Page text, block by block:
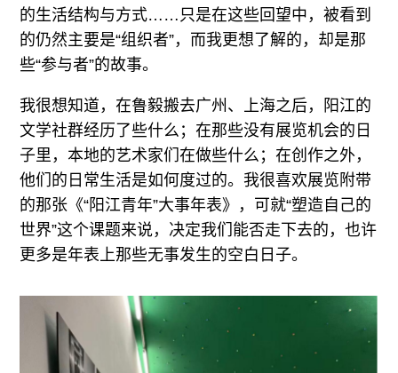
的生活结构与方式……只是在这些回望中，被看到
的仍然主要是“组织者”，而我更想了解的，却是那
些“参与者”的故事。
我很想知道，在鲁毅搬去广州、上海之后，阳江的
文学社群经历了些什么；在那些没有展览机会的日
子里，本地的艺术家们在做些什么；在创作之外，
他们的日常生活是如何度过的。我很喜欢展览附带
的那张《“阳江青年”大事年表》，可就“塑造自己的
世界”这个课题来说，决定我们能否走下去的，也许
更多是年表上那些无事发生的空白日子。